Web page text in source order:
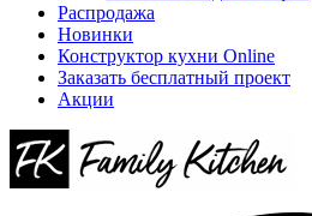
Распродажа
Новинки
Конструктор кухни Online
Заказать бесплатный проект
Акции